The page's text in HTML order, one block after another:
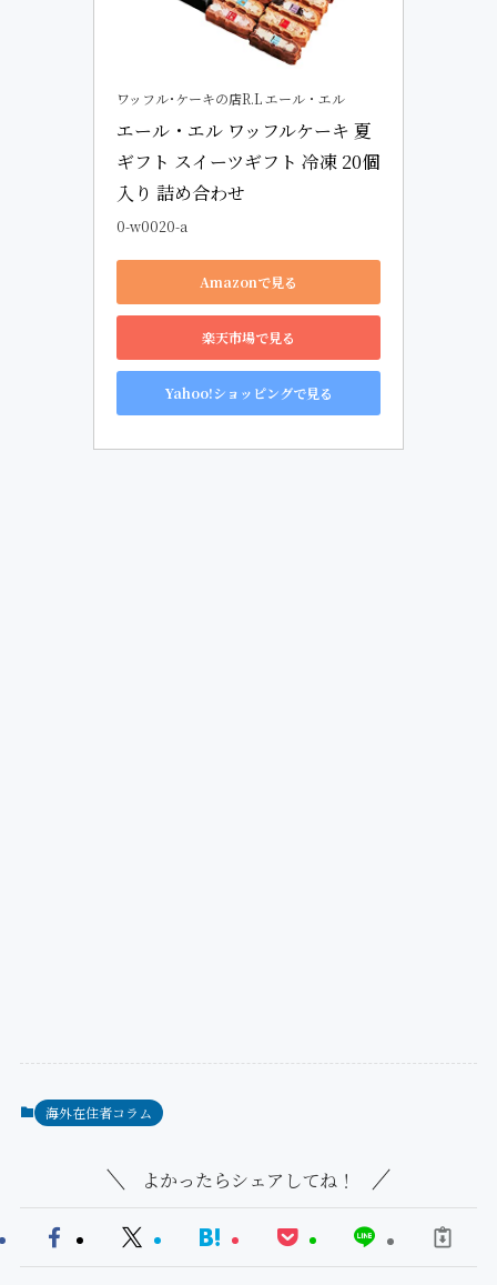
ワッフル･ケーキの店R.L エール・エル
エール・エル ワッフルケーキ 夏
ギフト スイーツギフト 冷凍 20個
入り 詰め合わせ
0-w0020-a
Amazonで見る
楽天市場で見る
Yahoo!ショッピングで見る
海外在住者コラム
よかったらシェアしてね！